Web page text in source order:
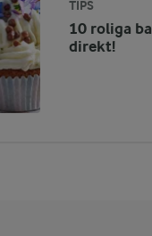
TIPS
10 roliga
direkt!